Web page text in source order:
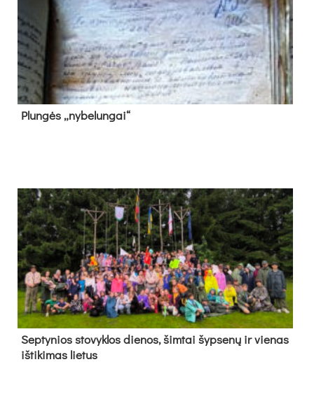
Plun­gės „ny­be­lun­gai“
Sep­ty­nios sto­vyk­los die­nos, šim­tai šyp­se­nų ir vie­nas
iš­ti­ki­mas lie­tus